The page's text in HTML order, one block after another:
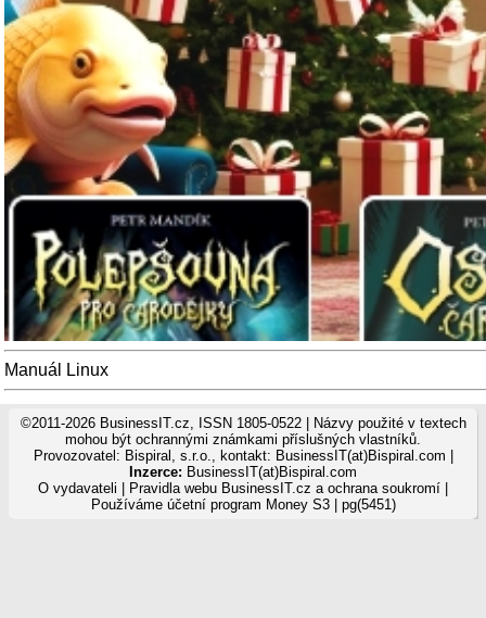
Manuál Linux
©2011-2026 BusinessIT.cz, ISSN 1805-0522 | Názvy použité v textech
mohou být ochrannými známkami příslušných vlastníků.
Provozovatel: Bispiral, s.r.o., kontakt: BusinessIT(at)Bispiral.com |
Inzerce: BusinessIT(at)Bispiral.com
O vydavateli
Pravidla webu BusinessIT.cz a ochrana soukromí
Používáme účetní program Money S3| pg(5451)